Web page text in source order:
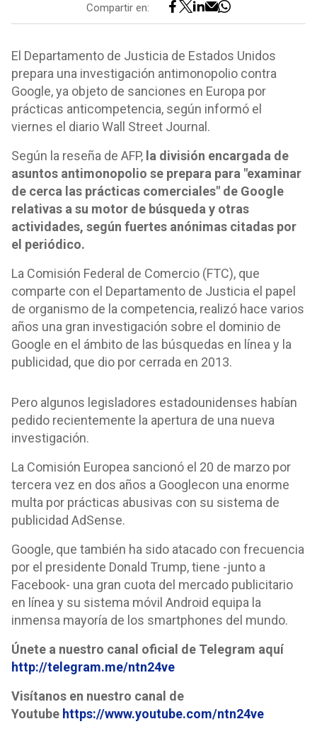
Compartir en:
El Departamento de Justicia de Estados Unidos
prepara una investigación antimonopolio contra
Google, ya objeto de sanciones en Europa por
prácticas anticompetencia, según informó el
viernes el diario Wall Street Journal.
Según la reseña de AFP, la división encargada de
asuntos antimonopolio se prepara para "examinar
de cerca las prácticas comerciales" de Google
relativas a su motor de búsqueda y otras
actividades, según fuertes anónimas citadas por
el periódico.
La Comisión Federal de Comercio (FTC), que
comparte con el Departamento de Justicia el papel
de organismo de la competencia, realizó hace varios
años una gran investigación sobre el dominio de
Google en el ámbito de las búsquedas en línea y la
publicidad, que dio por cerrada en 2013.
Pero algunos legisladores estadounidenses habían
pedido recientemente la apertura de una nueva
investigación.
La Comisión Europea sancionó el 20 de marzo por
tercera vez en dos años a Googlecon una enorme
multa por prácticas abusivas con su sistema de
publicidad AdSense.
Google, que también ha sido atacado con frecuencia
por el presidente Donald Trump, tiene -junto a
Facebook- una gran cuota del mercado publicitario
en línea y su sistema móvil Android equipa la
inmensa mayoría de los smartphones del mundo.
Únete a nuestro canal oficial de Telegram aquí
http://telegram.me/ntn24ve
Visítanos en nuestro canal de
Youtube https://www.youtube.com/ntn24ve